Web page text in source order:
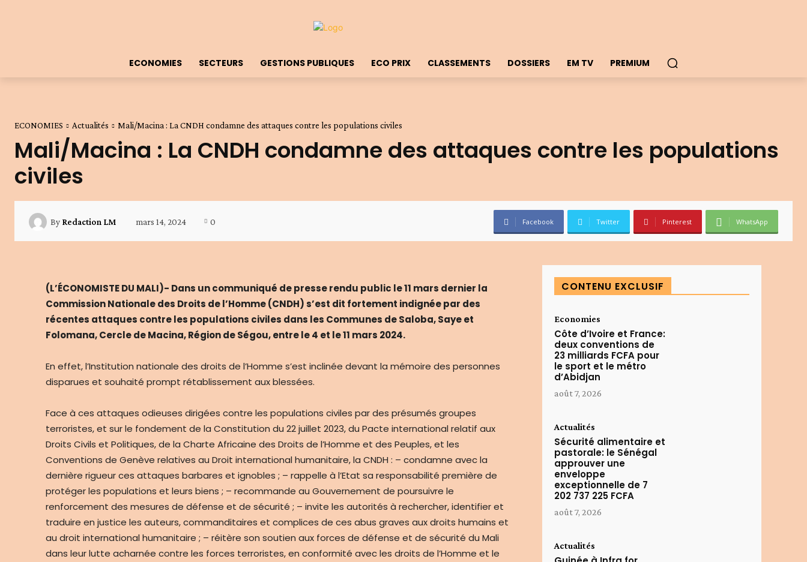
ECONOMIES SECTEURS GESTIONS PUBLIQUES ECO PRIX CLASSEMENTS DOSSIERS EM TV PREMIUM
ECONOMIES Actualités Mali/Macina : La CNDH condamne des attaques contre les populations civiles
Mali/Macina : La CNDH condamne des attaques contre les populations
civiles
By Redaction LM mars 14, 2024 0 Facebook Twitter Pinterest WhatsApp
(L’ÉCONOMISTE DU MALI)- Dans un communiqué de presse rendu public le 11 mars dernier la
Commission Nationale des Droits de l’Homme (CNDH) s’est dit fortement indignée par des
récentes attaques contre les populations civiles dans les Communes de Saloba, Saye et
Folomana, Cercle de Macina, Région de Ségou, entre le 4 et le 11 mars 2024.
En effet, l’Institution nationale des droits de l’Homme s’est inclinée devant la mémoire des personnes
disparues et souhaité prompt rétablissement aux blessées.
Face à ces attaques odieuses dirigées contre les populations civiles par des présumés groupes
terroristes, et sur le fondement de la Constitution du 22 juillet 2023, du Pacte international relatif aux
Droits Civils et Politiques, de la Charte Africaine des Droits de l’Homme et des Peuples, et les
Conventions de Genève relatives au Droit international humanitaire, la CNDH : – condamne avec la
dernière rigueur ces attaques barbares et ignobles ; – rappelle à l’Etat sa responsabilité première de
protéger les populations et leurs biens ; – recommande au Gouvernement de poursuivre le
renforcement des mesures de défense et de sécurité ; – invite les autorités à rechercher, identifier et
traduire en justice les auteurs, commanditaires et complices de ces abus graves aux droits humains et
au droit international humanitaire ; – réitère son soutien aux forces de défense et de sécurité du Mali
dans leur lutte acharnée contre les forces terroristes, en conformité avec les droits de l’Homme et le
CONTENU EXCLUSIF
Economies
Côte d’Ivoire et France:
deux conventions de
23 milliards FCFA pour
le sport et le métro
d’Abidjan
août 7, 2026
Actualités
Sécurité alimentaire et
pastorale: le Sénégal
approuver une
enveloppe
exceptionnelle de 7
202 737 225 FCFA
août 7, 2026
Actualités